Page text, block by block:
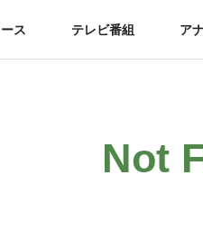
ス テレビ番組 ア
Not